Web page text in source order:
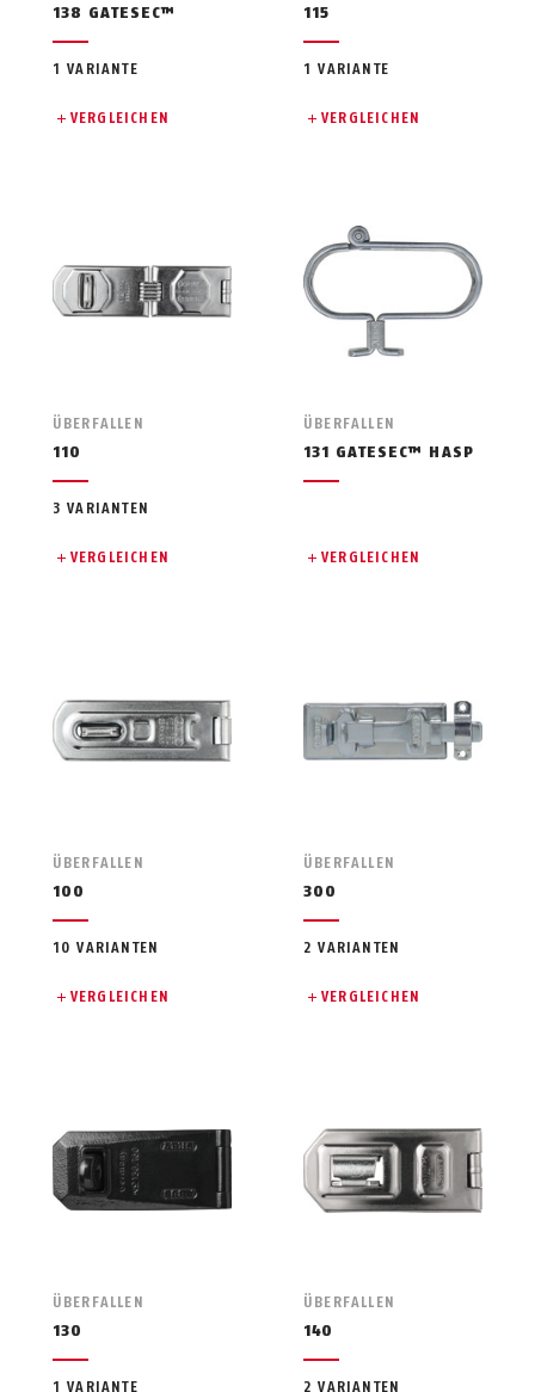
138 GATESEC™
1 VARIANTE
VERGLEICHEN
115
1 VARIANTE
VERGLEICHEN
ÜBERFALLEN
110
3 VARIANTEN
VERGLEICHEN
ÜBERFALLEN
131 GATESEC™ HASP
VERGLEICHEN
ÜBERFALLEN
100
10 VARIANTEN
VERGLEICHEN
ÜBERFALLEN
300
2 VARIANTEN
VERGLEICHEN
ÜBERFALLEN
130
1 VARIANTE
ÜBERFALLEN
140
2 VARIANTEN